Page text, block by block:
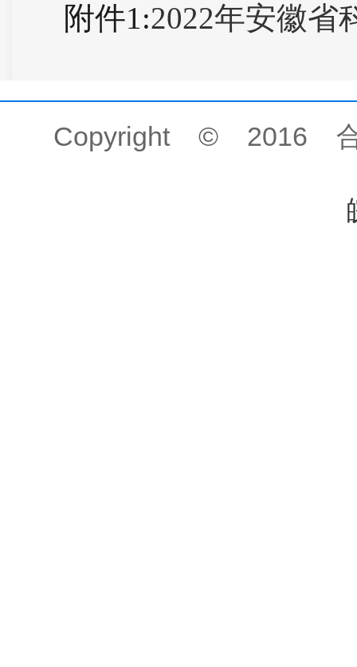
附件1:2022年安徽省
Copyright © 2016 合